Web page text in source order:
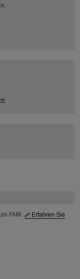
FAIR.
Erfahren Sie